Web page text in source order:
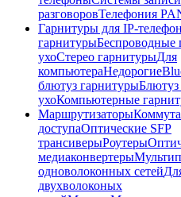
разговоровТелефония
Гарнитуры для IP-
гарнитурыБеспроводные
ухоСтерео гарнитурыДля
компьютераНедорогие
блютуз гарнитурыБлютуз
ухоКомпьютерные
Маршрутизаторы
доступаОптические SFP
трансиверыРоутеры
медиаконвертеры
одноволоконных сетей
двухволоконых